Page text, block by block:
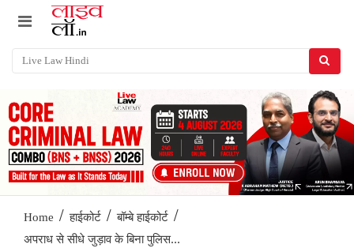
Home / हाईकोर्ट / बॉम्बे हाईकोर्ट /
अपराध से सीधे जुड़ाव के बिना पुलिस...